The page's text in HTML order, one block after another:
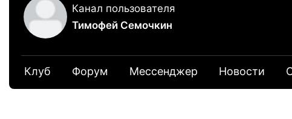
Канал пользователя
Тимофей Семочкин
Клуб Форум Мессенджер Новости